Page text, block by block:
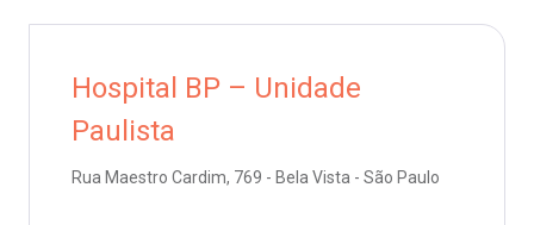
Saiba mais
de Sangue
Hospital BP – Unidade
Paulista
Rua Maestro Cardim, 769 - Bela Vista - São Paulo